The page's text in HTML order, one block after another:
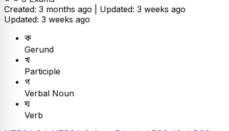
Created: 3 months ago | Updated: 3 weeks ago
Updated: 3 weeks ago
ক
Gerund
খ
Participle
গ
Verbal Noun
ঘ
Verb